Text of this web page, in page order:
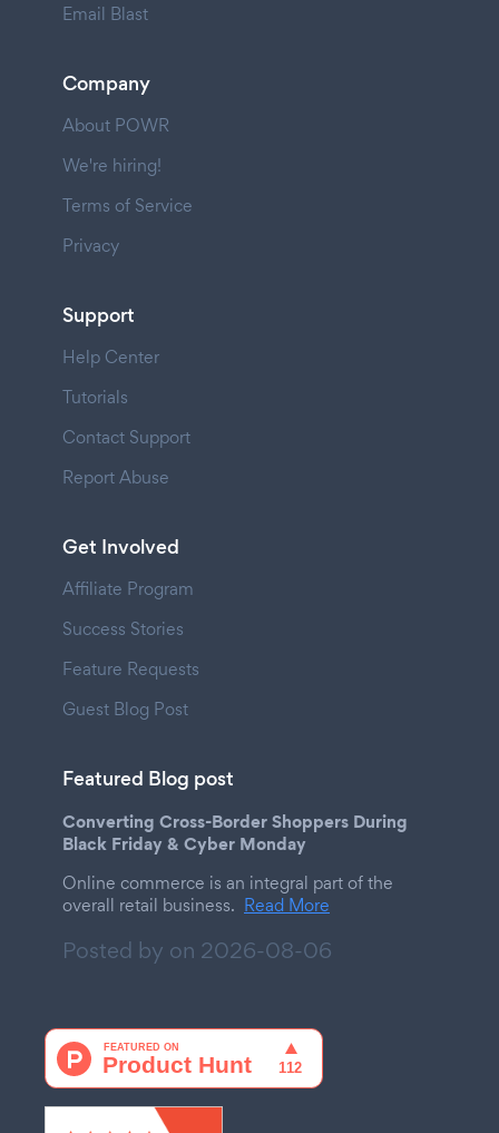
Email Blast
Company
About POWR
We're hiring!
Terms of Service
Privacy
Support
Help Center
Tutorials
Contact Support
Report Abuse
Get Involved
Affiliate Program
Success Stories
Feature Requests
Guest Blog Post
Featured Blog post
Converting Cross-Border Shoppers During
Black Friday & Cyber Monday
Online commerce is an integral part of the
overall retail business. Read More
Posted by on 2026-08-06